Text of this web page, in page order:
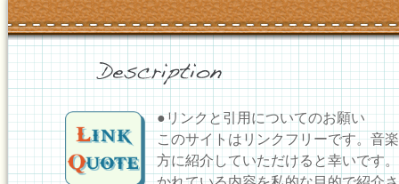
●リンクと引用についてのお願い
このサイトはリンクフリーです。音
方に紹介していただけると幸いです